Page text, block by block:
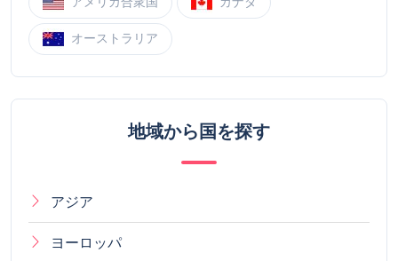
オーストラリア
地域から国を探す
アジア
ヨーロッパ